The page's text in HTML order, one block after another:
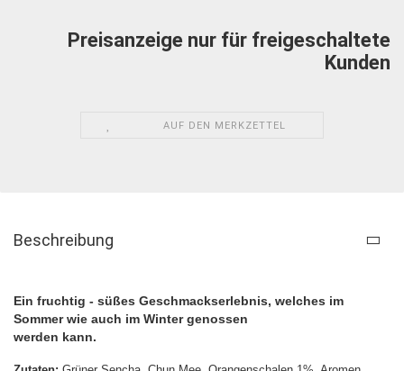
Preisanzeige nur für freigeschaltete
Kunden
AUF DEN MERKZETTEL
Beschreibung
Ein fruchtig - süßes Geschmackserlebnis, welches im
Sommer wie auch im Winter genossen
werden kann.